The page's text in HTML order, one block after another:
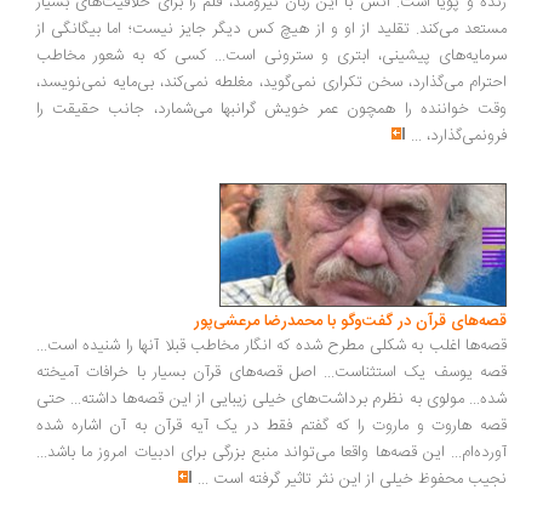
مستعد می‌کند. تقلید از او و از هیچ کس دیگر جایز نیست؛ اما بیگانگی از
سرمایه‌های پیشینی، ابتری و سترونی است... کسی که به شعور مخاطب
احترام می‌گذارد، سخن تکراری نمی‌گوید، مغلطه نمی‌کند، بی‌مایه نمی‌نویسد،
وقت خواننده را همچون عمر خویش گرانبها می‌شمارد، جانب حقیقت را
فرونمی‌گذارد، ...
قصه‌های قرآن در گفت‌وگو با محمدرضا مرعشی‌پور
قصه‌ها اغلب به شکلی مطرح شده که انگار مخاطب قبلا آنها را شنیده است...
قصه یوسف یک استثناست... اصل قصه‌های قرآن بسیار با خرافات آمیخته
شده... مولوی به نظرم برداشت‌های خیلی زیبایی از این قصه‌ها داشته... حتی
قصه هاروت و ماروت را که گفتم فقط در یک آیه قرآن به آن اشاره شده
آورده‌ام... این قصه‌ها واقعا می‌تواند منبع بزرگی برای ادبیات امروز ما باشد...
نجیب محفوظ خیلی از این نثر تاثیر گرفته است ...